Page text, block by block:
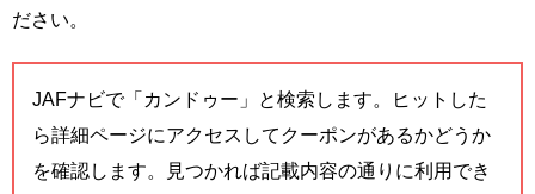
ださい。
JAFナビで「カンドゥー」と検索します。ヒットした
ら詳細ページにアクセスしてクーポンがあるかどうか
を確認します。見つかれば記載内容の通りに利用でき